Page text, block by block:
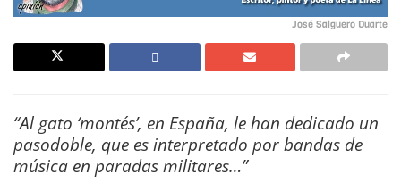
José Salguero Duarte
“Al gato ‘montés’, en España, le han dedicado un
pasodoble, que es interpretado por bandas de
música en paradas militares…”